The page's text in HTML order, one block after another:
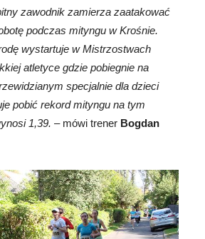
zawodnik zamierza zaatakować
podczas mityngu w Krośnie.
wystartuje w Mistrzostwach
atletyce gdzie pobiegnie na
specjalnie dla dzieci
pobić rekord mityngu na tym
1,39. – mówi trener Bogdan